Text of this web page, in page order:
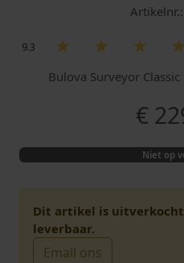
9.3
Bulova Surveyor
€
Niet op
Dit artikel is
leverbaar.
Email ons